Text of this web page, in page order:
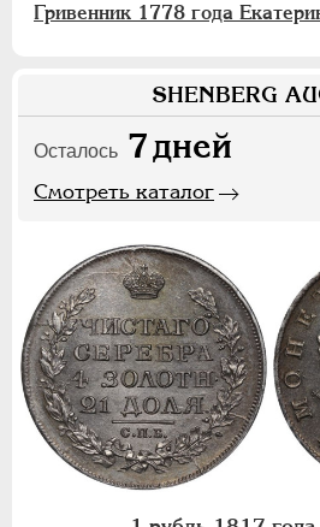
Гривенник 1778 года
SHENBERG
Осталось 7дней
Смотреть каталог